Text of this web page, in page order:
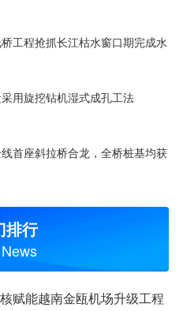
工程抢抓长江枯水窗口期完成水
用旋挖钻机湿式成孔工法
首座斜拉桥合龙，全桥桩基均获
排行
赋能越南金瓯机场升级工程